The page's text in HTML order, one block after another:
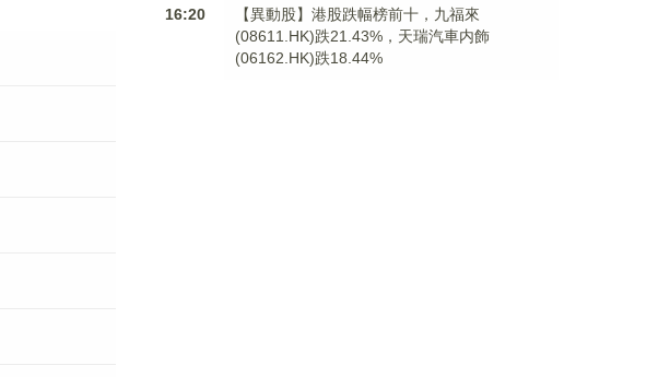
16:20
【異動股】港股跌幅榜前十，九福來
(08611.HK)跌21.43%，天瑞汽車内飾
(06162.HK)跌18.44%